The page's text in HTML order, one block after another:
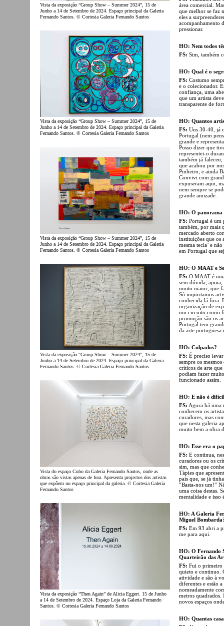
Vista da exposição “Group Show – Summer 2024”, 15 de
Junho a 14 de Setembro de 2024. Espaço principal da Galeria
Fernando Santos. © Cortesia Galeria Fernando Santos
Vista da exposição “Group Show – Summer 2024”, 15 de
Junho a 14 de Setembro de 2024. Espaço principal da Galeria
Fernando Santos. © Cortesia Galeria Fernando Santos
Vista da exposição “Group Show – Summer 2024”, 15 de
Junho a 14 de Setembro de 2024. Espaço principal da Galeria
Fernando Santos. © Cortesia Galeria Fernando Santos
Vista da exposição “Group Show – Summer 2024”, 15 de
Junho a 14 de Setembro de 2024. Espaço principal da Galeria
Fernando Santos. © Cortesia Galeria Fernando Santos
Vista do espaço Cubo da Galeria Fernando Santos, onde as
obras são vistas apenas de fora. Apresenta projectos dos artistas
que expôem no espaço principal da galeria. © Cortesia Galeria
Fernando Santos
Vista da exposição “Then Again” de Alicia Eggert. 15 de Junho
a 14 de Setembro de 2024. Espaço Loja da Galeria Fernando
Santos. © Cortesia Galeria Fernando Santos
área comercial.
que melhor se faz
eles a
acompanhamento
pressionar.
HO: Nem todos
FS: Sim, também
HO: Qual é o
FS: Costumo
e o colecionador.
confiança, uma
que um artista
transparente de
HO: Quantos
FS: Uns 30-40, já
Portugal (nem
grande e
Posso dizer que
representei-o
também já
que acabou por
Pinheiro; e ainda
Convivi com
expuseram aqui,
nem sempre se
grande amizade.
HO: O panorama
FS: Portugal é um
também, por mais
mercado aberto
instituições que os
mesma tecla’ e
em Portugal que
HO: O MAAT e
FS: O MAAT é
sem dúvida,
muito maior, que
Só importamos
conhecida lá fora.
organização de
um circuito como
promoção são os
Portugal tem
da arte
HO: Culpados?
FS: É preciso
sempre os mesmos
críticos de arte que
podiam fazer
funcionado assim.
HO: E não é
FS: Agora há uma
conhecem os
curadores, mas
que nesta galeria
muito bem a obra
HO: Esse era o
FS: E continua,
curadores ou os
sim, mas que
Tàpies que
país que, se já
“Basta-nos um!”
uma coisa destas.
mentalidade e isso
HO: A Galeria
Miguel
FS: Em 93 abri a
me para aqui.
HO: O Fernando
Quarteirão das
FS: Fui o primeiro
quieto e continuo.
atividade e são à
diferentes e estão
nomeadamente
metros quadrados.
novos espaços
HO: Quantas